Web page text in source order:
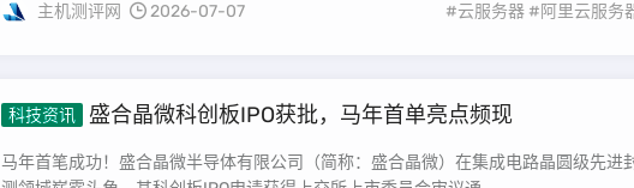
主机测评网 2026-07-07 #云服务器 #阿里云服务
科技资讯 盛合晶微科创板IPO获批，马年首单亮点频现
马年首笔成功！盛合晶微半导体有限公司（简称：盛合晶微）在集成电路晶圆级先进